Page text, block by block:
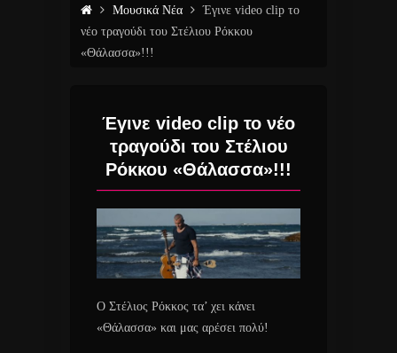
Μουσικά Νέα
Έγινε video clip το
νέο τραγούδι του Στέλιου Ρόκκου
«Θάλασσα»!!!
Έγινε video clip το νέο
τραγούδι του Στέλιου
Ρόκκου «Θάλασσα»!!!
Ο Στέλιος Ρόκκος τα’ χει κάνει
«Θάλασσα» και μας αρέσει πολύ!